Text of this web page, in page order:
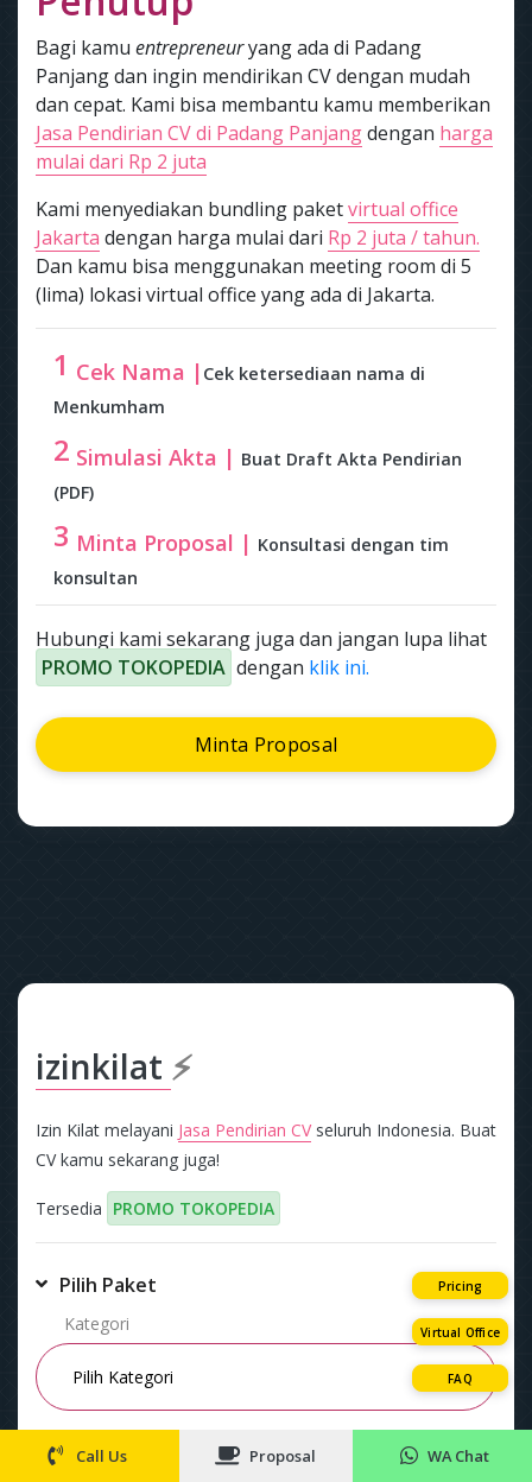
Bagi kamu entrepreneuryang ada di Padang
Panjang dan ingin mendirikan CV dengan mudah
dan cepat. Kami bisa membantu kamu memberikan
Jasa Pendirian CV di Padang Panjangdengan harga
mulai dari Rp 2 juta
Kami menyediakan bundling paketvirtual office
Jakarta dengan harga mulai dari Rp 2 juta / tahun.
Dan kamu bisa menggunakan meeting room di 5
(lima) lokasi virtual office yang ada di Jakarta.
1 Cek Nama | Cek ketersediaan nama di
Menkumham
2 Simulasi Akta | Buat Draft Akta Pendirian
(PDF)
3 Minta Proposal | Konsultasi dengan tim
konsultan
Hubungi kami sekarang juga dan jangan lupa lihat
PROMO TOKOPEDIA dengan klik ini.
Minta Proposal
izinkilat ⚡
Izin Kilat melayani Jasa Pendirian CV seluruh Indonesia. Buat
CV kamu sekarang juga!
Tersedia PROMO TOKOPEDIA
Pilih Paket
Kategori
Paket
Pricing
Virtual Office
FAQ
Call Us Proposal WA Chat